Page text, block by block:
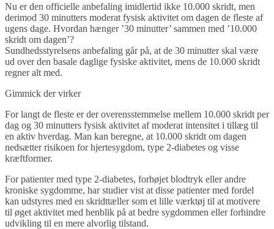
Nu er den officielle anbefaling imidlertid ikke 10.000 skridt, men
derimod 30 minutters moderat fysisk aktivitet om dagen de fleste af
ugens dage. Hvordan hænger ’30 minutter’ sammen med ’10.000
skridt om dagen’?
Sundhedsstyrelsens anbefaling går på, at de 30 minutter skal være
ud over den basale daglige fysiske aktivitet, mens de 10.000 skridt
regner alt med.
Gimmick der virker
For langt de fleste er der overensstemmelse mellem 10.000 skridt per
dag og 30 minutters fysisk aktivitet af moderat intensitet i tillæg til
en aktiv hverdag. Man kan beregne, at 10.000 skridt om dagen
nedsætter risikoen for hjertesygdom, type 2-diabetes og visse
kræftformer.
For patienter med type 2-diabetes, forhøjet blodtryk eller andre
kroniske sygdomme, har studier vist at disse patienter med fordel
kan udstyres med en skridttæller som et lille værktøj til at motivere
til øget aktivitet med henblik på at bedre sygdommen eller forhindre
udvikling til en mere alvorlig tilstand.